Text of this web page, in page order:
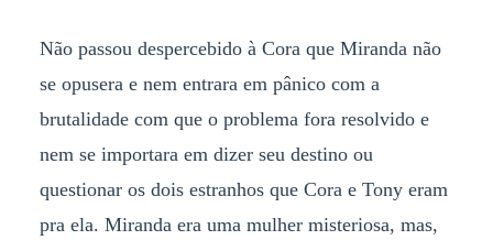
Não passou despercebido à Cora que Miranda não
se opusera e nem entrara em pânico com a
brutalidade com que o problema fora resolvido e
nem se importara em dizer seu destino ou
questionar os dois estranhos que Cora e Tony eram
pra ela. Miranda era uma mulher misteriosa, mas,